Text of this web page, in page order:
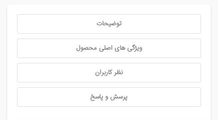
توضیحات
ویژگی های اصلی محصول
نظر کاربران
پرسش و پاسخ